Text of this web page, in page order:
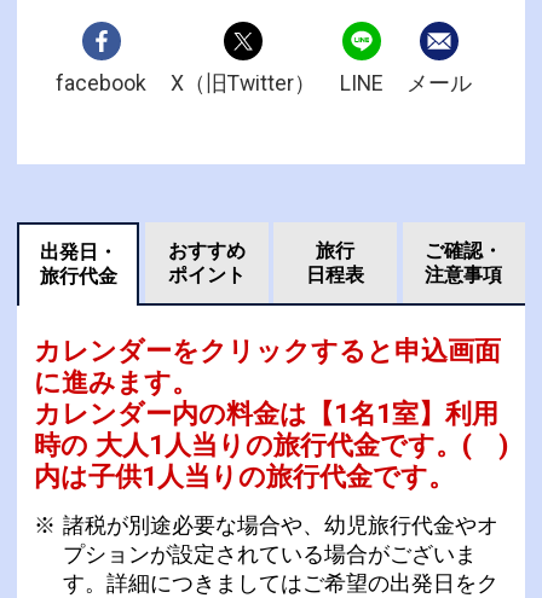
facebook X（旧Twitter） LINE メール
出発日・
旅行代金
おすすめ
ポイント
旅行
日程表
ご確認・
注意事項
カレンダーをクリックすると申込画面
に進みます。
カレンダー内の料金は 【1名1室】利用
時の 大人1人当りの旅行代金です。 ( )
内は子供1人当りの旅行代金です。
諸税が別途必要な場合や、幼児旅行代金やオ
プションが設定されている場合がございま
す。詳細につきましてはご希望の出発日をク